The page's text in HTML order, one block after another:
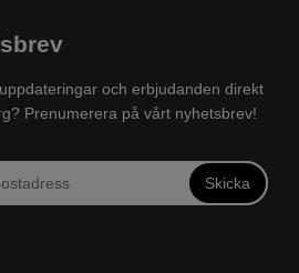
och erbjudanden direkt
Prenumerera på vårt nyhetsbrev!
Skicka